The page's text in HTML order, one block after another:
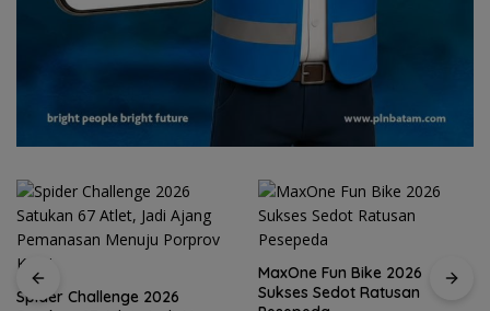
Spider Challenge 2026
MaxOne Fun Bike 2026
Sukses Sedot Ratusan